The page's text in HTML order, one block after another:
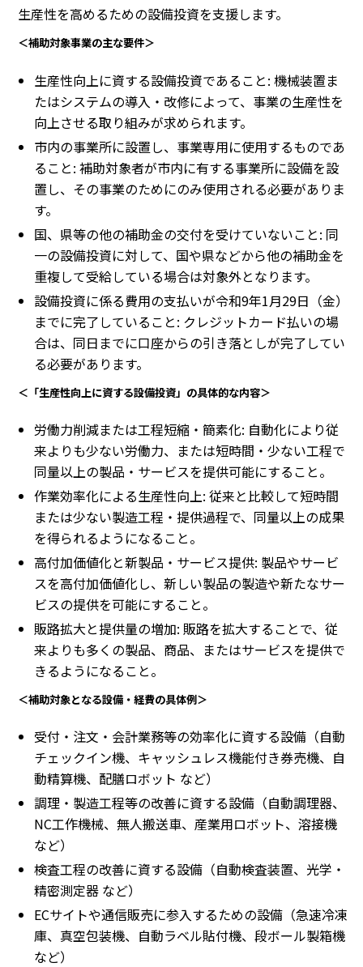
生産性を高めるための設備投資を支援します。
＜補助対象事業の主な要件＞
生産性向上に資する設備投資であること: 機械装置ま
たはシステムの導入・改修によって、事業の生産性を
向上させる取り組みが求められます。
市内の事業所に設置し、事業専用に使用するものであ
ること: 補助対象者が市内に有する事業所に設備を設
置し、その事業のためにのみ使用される必要がありま
す。
国、県等の他の補助金の交付を受けていないこと: 同
一の設備投資に対して、国や県などから他の補助金を
重複して受給している場合は対象外となります。
設備投資に係る費用の支払いが令和9年1月29日（金）
までに完了していること: クレジットカード払いの場
合は、同日までに口座からの引き落としが完了してい
る必要があります。
＜「生産性向上に資する設備投資」の具体的な内容＞
労働力削減または工程短縮・簡素化: 自動化により従
来よりも少ない労働力、または短時間・少ない工程で
同量以上の製品・サービスを提供可能にすること。
作業効率化による生産性向上: 従来と比較して短時間
または少ない製造工程・提供過程で、同量以上の成果
を得られるようになること。
高付加価値化と新製品・サービス提供: 製品やサービ
スを高付加価値化し、新しい製品の製造や新たなサー
ビスの提供を可能にすること。
販路拡大と提供量の増加: 販路を拡大することで、従
来よりも多くの製品、商品、またはサービスを提供で
きるようになること。
＜補助対象となる設備・経費の具体例＞
受付・注文・会計業務等の効率化に資する設備（自動
チェックイン機、キャッシュレス機能付き券売機、自
動精算機、配膳ロボット など）
調理・製造工程等の改善に資する設備（自動調理器、
NC工作機械、無人搬送車、産業用ロボット、溶接機
など）
検査工程の改善に資する設備（自動検査装置、光学・
精密測定器 など）
ECサイトや通信販売に参入するための設備（急速冷凍
庫、真空包装機、自動ラベル貼付機、段ボール製箱機
など）